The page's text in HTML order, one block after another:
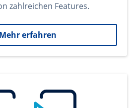
zahlreichen Features.
Mehr erfahren